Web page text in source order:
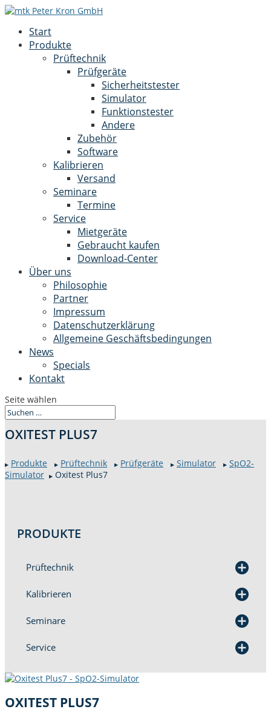
Start
Produkte
Prüftechnik
Prüfgeräte
Sicherheitstester
Simulator
Funktionstester
Andere
Zubehör
Software
Kalibrieren
Versand
Seminare
Termine
Service
Mietgeräte
Gebraucht kaufen
Download-Center
Über uns
Philosophie
Partner
Impressum
Datenschutzerklärung
Allgemeine Geschäftsbedingungen
News
Specials
Kontakt
Seite wählen
OXITEST PLUS7
▶ Pro­duk­te ▶ Prüftech­nik ▶ Prüfgeräte ▶ Sim­u­la­tor ▶ SpO2-
Sim­u­la­tor
▶ Oxitest Plus7
PRO­DUK­TE
Prüftech­nik
Kalib­ri­eren
Sem­i­nare
Ser­vice
OXITEST PLUS7